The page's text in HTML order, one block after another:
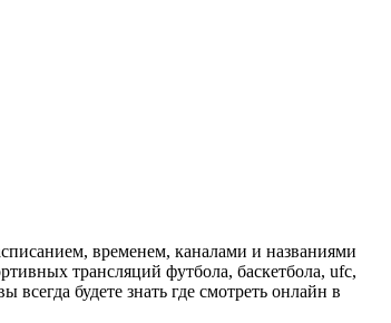
временем, каналами и названиями
трансляций футбола, баскетбола, ufc,
будете знать где смотреть онлайн в